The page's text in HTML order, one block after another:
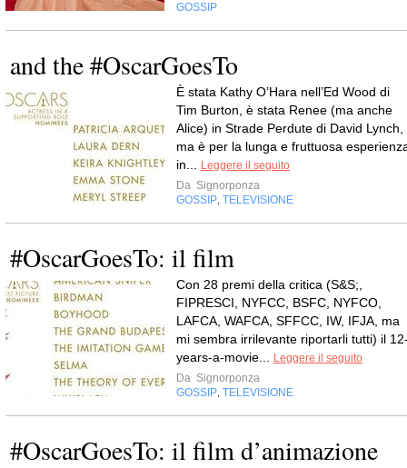
GOSSIP
and the #OscarGoesTo
È stata Kathy O’Hara nell’Ed Wood di
Tim Burton, è stata Renee (ma anche
Alice) in Strade Perdute di David Lynch,
ma è per la lunga e fruttuosa
in...
Leggere il seguito
Da Signorponza
GOSSIP TELEVISIONE
#OscarGoesTo: il film
Con 28 premi della critica (S&S;,
FIPRESCI, NYFCC, BSFC, NYFCO,
LAFCA, WAFCA, SFFCC, IW, IFJA, ma
mi sembra irrilevante riportarli tutti) il
years-a-movie...
Leggere il seguito
Da Signorponza
GOSSIP TELEVISIONE
#OscarGoesTo: il film d’animazione